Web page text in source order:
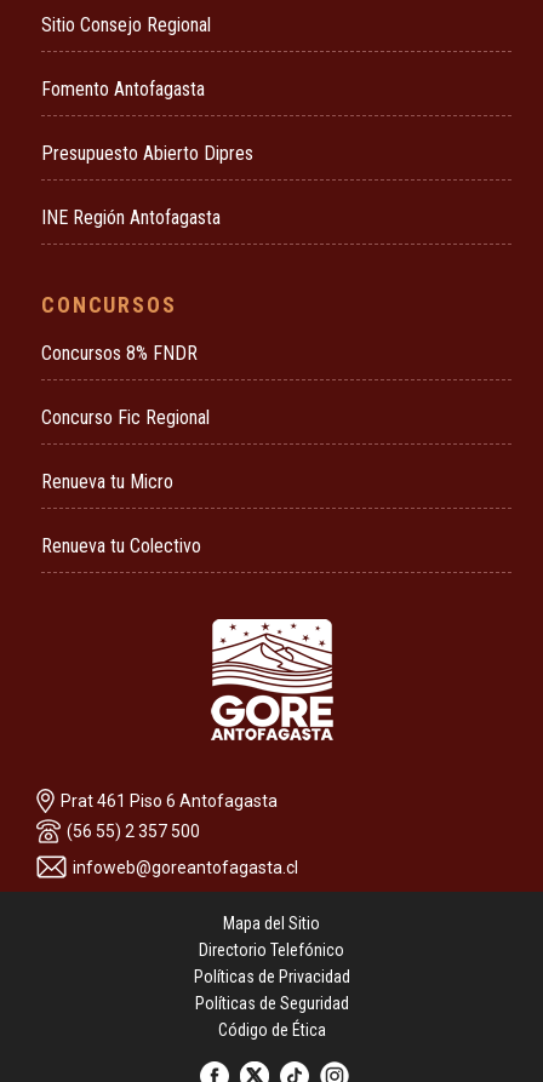
Sitio Consejo Regional
Fomento Antofagasta
Presupuesto Abierto Dipres
INE Región Antofagasta
CONCURSOS
Concursos 8% FNDR
Concurso Fic Regional
Renueva tu Micro
Renueva tu Colectivo
Prat 461 Piso 6 Antofagasta
(56 55) 2 357 500
infoweb@goreantofagasta.cl
Mapa del Sitio
Directorio Telefónico
Políticas de Privacidad
Políticas de Seguridad
Código de Ética